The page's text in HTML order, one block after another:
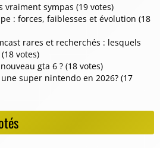
vraiment sympas (19 votes)
: forces, faiblesses et évolution (18
rares et recherchés : lesquels
votes)
gta 6 ? (18 votes)
super nintendo en 2026? (17